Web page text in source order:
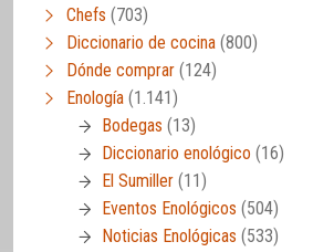
Chefs (703)
Diccionario de cocina (800)
Dónde comprar (124)
Enología (1.141)
Bodegas (13)
Diccionario enológico (16)
El Sumiller (11)
Eventos Enológicos (504)
Noticias Enológicas (533)